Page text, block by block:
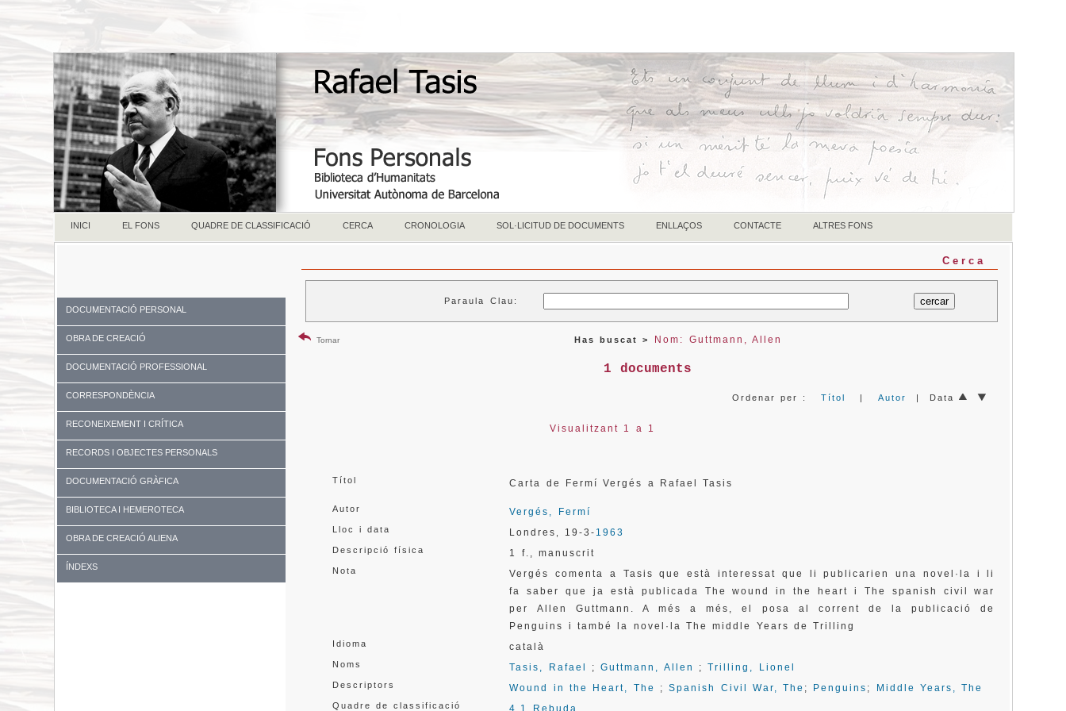
INICI EL FONS QUADRE DE CLASSIFICACIÓ CERCA CRONOLOGIA SOL·LICITUD DE DOCUMENTS ENLLAÇOS CONTACTE ALTRES FONS
DOCUMENTACIÓ PERSONAL
OBRA DE CREACIÓ
DOCUMENTACIÓ PROFESSIONAL
CORRESPONDÈNCIA
RECONEIXEMENT I CRÍTICA
RECORDS I OBJECTES PERSONALS
DOCUMENTACIÓ GRÀFICA
BIBLIOTECA I HEMEROTECA
OBRA DE CREACIÓ ALIENA
ÍNDEXS
Cerca
Paraula Clau:
Tornar Has buscat > Nom: Guttmann, Allen
1 documents
Ordenar per :Títol |Autor | Data
Visualitzant 1 a 1
Títol Carta de Fermí Vergés a Rafael Tasis
Autor Vergés, Fermí
Lloc i data Londres 19-3- 1963
Descripció física 1 f., manuscrit
Nota
Vergés comenta a Tasis que està interessat que li publicarien una novel·la i li
fa saber que ja està publicada The wound in the heart i The spanish civil war
per Allen Guttmann. A més a més, el posa al corrent de la publicació de
Penguins i també la novel·la The middle Years de Trilling
Idioma català
Noms Tasis, Rafael ;Guttmann, Allen ;Trilling, Lionel
Descriptors Wound in the Heart, The ;Spanish Civil War, The ; Penguins ; Middle Years, The
Quadre de classificació 4.1 Rebuda